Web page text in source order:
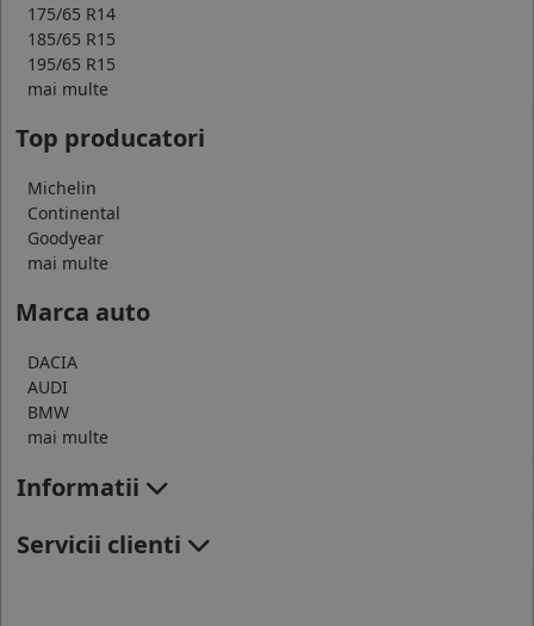
175/65 R14
185/65 R15
195/65 R15
mai multe
Top producatori
Michelin
Continental
Goodyear
mai multe
Marca auto
DACIA
AUDI
BMW
mai multe
Informatii
Servicii clienti